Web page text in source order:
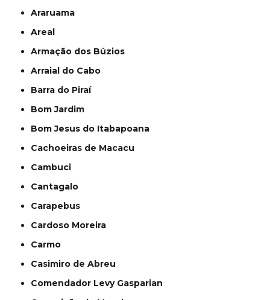
Araruama
Areal
Armação dos Búzios
Arraial do Cabo
Barra do Piraí
Bom Jardim
Bom Jesus do Itabapoana
Cachoeiras de Macacu
Cambuci
Cantagalo
Carapebus
Cardoso Moreira
Carmo
Casimiro de Abreu
Comendador Levy Gasparian